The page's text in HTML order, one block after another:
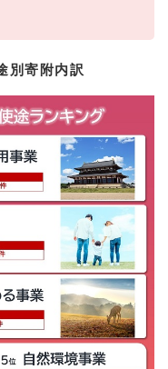
別寄附内訳